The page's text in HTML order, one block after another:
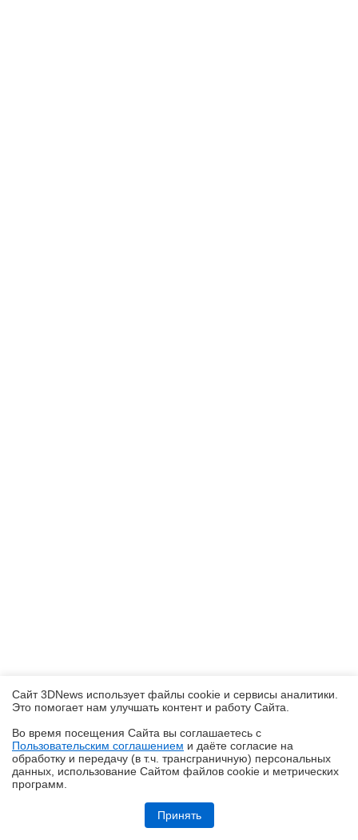
Обзор ноутбука ASUS Zenbook Duo UX8407A (UX8407AA-SN279X) с
Сайт 3DNews использует файлы cookie и сервисы аналитики.
Это помогает нам улучшать контент и работу Cайта.
Во время посещения Cайта вы соглашаетесь с
Пользовательским соглашением и даёте согласие на
обработку и передачу (в т.ч. трансграничную) персональных
данных, использование Cайтом файлов cookie и метрических
программ.
Принять